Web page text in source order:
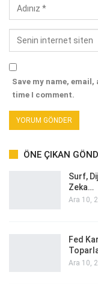
Save my name,
time I comment.
ÖNE ÇIKAN
Surf,
Zeka…
Ara 10,
Fed
Ara 10,